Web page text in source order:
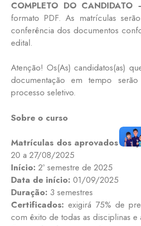
COMPLETO DO CANDIDATO
formato PDF. As matrículas
conferência dos documentos
edital.
Atenção! Os(As) candidatos(as)
documentação em tempo
processo seletivo.
Sobre o curso
Matrículas dos aprovados em
20 a 27/08/2025
Início:2º semestre de 2025
Data de início: 01/09/2025
Duração: 3 semestres
Certificados:exigirá 75% de
com êxito de todas as disciplinas e